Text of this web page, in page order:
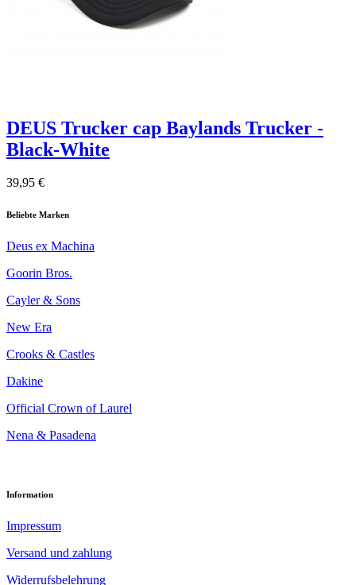
DEUS Trucker cap Baylands Trucker -
Black-White
39,95 €
Beliebte Marken
Deus ex Machina
Goorin Bros.
Cayler & Sons
New Era
Crooks & Castles
Dakine
Official Crown of Laurel
Nena & Pasadena
Information
Impressum
Versand und zahlung
Widerrufsbelehrung